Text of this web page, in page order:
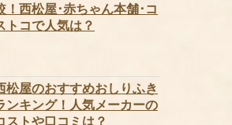
！西松屋･赤ちゃん本舗･コ
トコで人気は？
松屋のおすすめおしりふき
ンキング！人気メーカーの
ストや口コミは？